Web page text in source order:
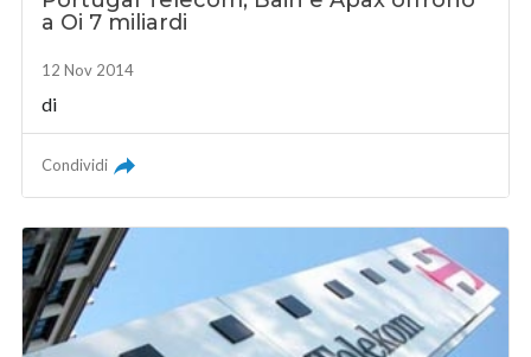
a Oi 7 miliardi
12 Nov 2014
di
Condividi